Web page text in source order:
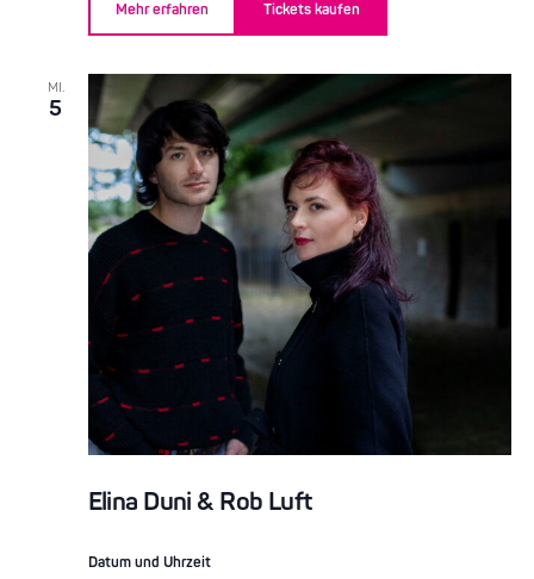
Mehr erfahren Tickets kaufen
MI.
5
Elina Duni & Rob Luft
Datum und Uhrzeit